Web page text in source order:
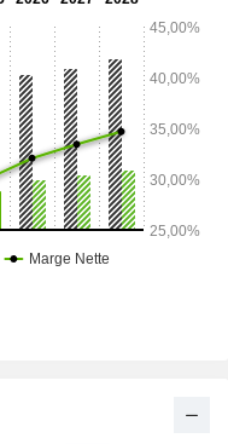
Western Midstream
Operating, LP